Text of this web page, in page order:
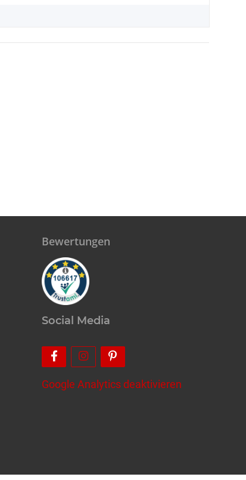
Bewertungen
Social Media
Google Analytics deaktivieren